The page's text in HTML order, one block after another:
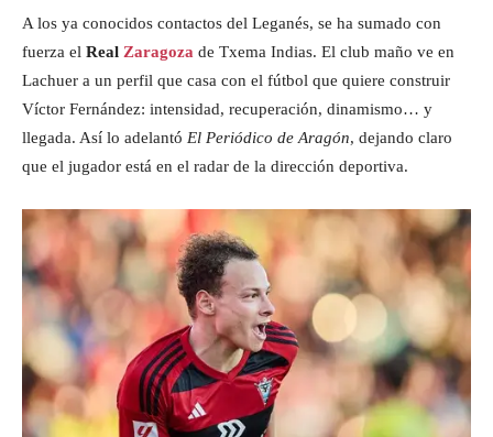
A los ya conocidos contactos del Leganés, se ha sumado con
fuerza el Real Zaragoza de Txema Indias. El club maño ve en
Lachuer a un perfil que casa con el fútbol que quiere construir
Víctor Fernández: intensidad, recuperación, dinamismo… y
llegada. Así lo adelantó El Periódico de Aragón, dejando claro
que el jugador está en el radar de la dirección deportiva.